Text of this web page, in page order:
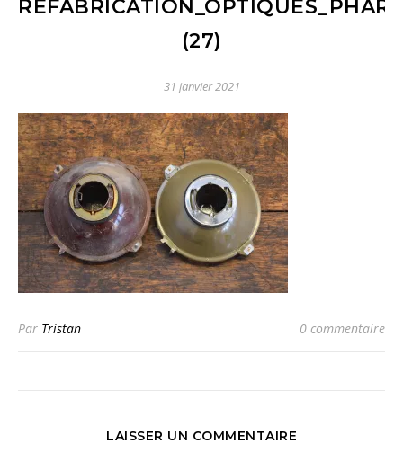
(27)
31 janvier 2021
Par Tristan 0 commentaire
LAISSER UN COMMENTAIRE